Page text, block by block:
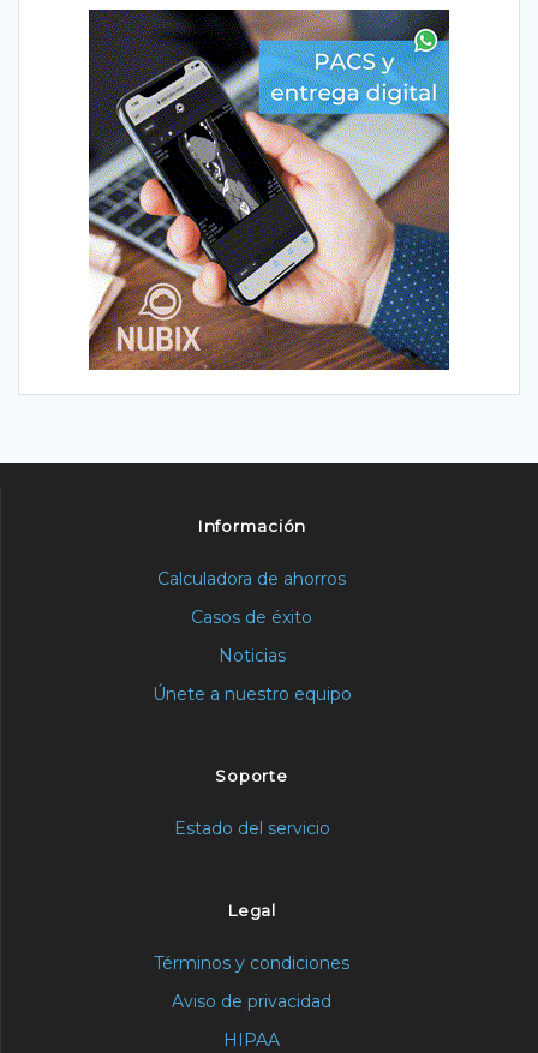
Información
Calculadora de ahorros
Casos de éxito
Noticias
Únete a nuestro equipo
Soporte
Estado del servicio
Legal
Términos y condiciones
Aviso de privacidad
HIPAA